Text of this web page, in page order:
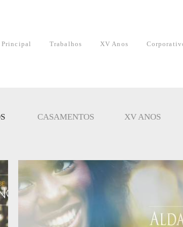
Principal Trabalhos XV Anos
CASAMENTOS XV ANOS